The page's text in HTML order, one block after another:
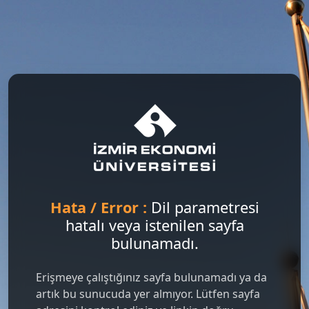
Hata / Error : Dil parametresi
hatalı veya istenilen sayfa
bulunamadı.
Erişmeye çalıştığınız sayfa bulunamadı ya da
artık bu sunucuda yer almıyor. Lütfen sayfa